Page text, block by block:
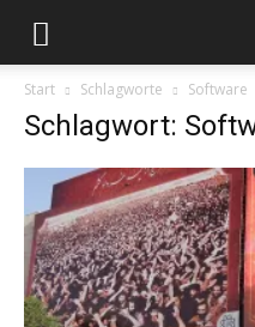
Start Schlagworte Software
Schlagwort: